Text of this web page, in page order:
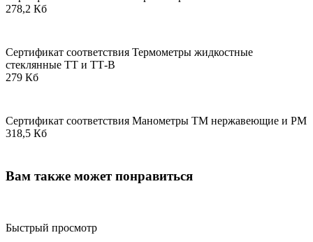
278,2 Кб
Сертификат соответствия Термометры жидкостные
стеклянные ТТ и ТТ-В
279 Кб
Сертификат соответствия Манометры ТМ нержавеющие и РМ
318,5 Кб
Вам также может понравиться
Быстрый просмотр